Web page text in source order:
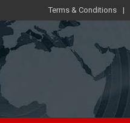
Terms & Conditions